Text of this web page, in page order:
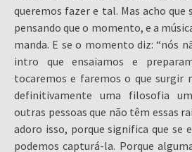
queremos fazer e tal. Mas acho
pensando que o momento, e a
manda. E se o momento diz: “nós
intro que ensaiamos e
tocaremos e faremos o que surgir
definitivamente uma filosofia
outras pessoas que não têm essas
adoro isso, porque significa que se
podemos capturá-la. Porque